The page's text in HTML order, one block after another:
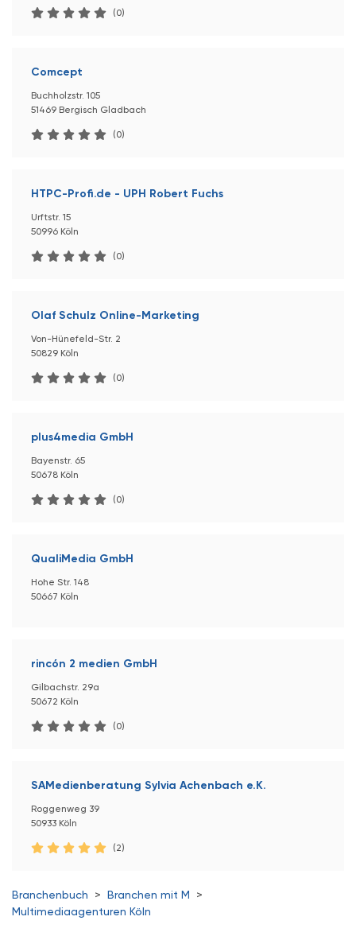
(0)
Comcept
Buchholzstr. 105
51469 Bergisch Gladbach
(0)
HTPC-Profi.de - UPH Robert Fuchs
Urftstr. 15
50996 Köln
(0)
Olaf Schulz Online-Marketing
Von-Hünefeld-Str. 2
50829 Köln
(0)
plus4media GmbH
Bayenstr. 65
50678 Köln
(0)
QualiMedia GmbH
Hohe Str. 148
50667 Köln
rincón 2 medien GmbH
Gilbachstr. 29a
50672 Köln
(0)
SAMedienberatung Sylvia Achenbach e.K.
Roggenweg 39
50933 Köln
(2)
Branchenbuch > Branchen mit M
>
Multimediaagenturen Köln